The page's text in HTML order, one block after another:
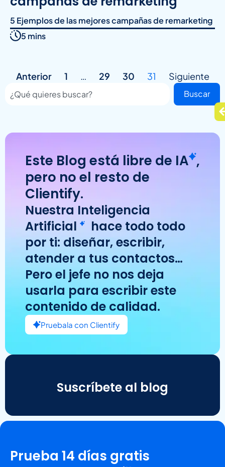
5 Ejemplos de las mejores campañas de remarketing
5 mins
Anterior 1 29 30 31 Siguiente
Buscar
Este Blog está libre de IA ,
pero no el resto de
Clientify.
Nuestra Inteligencia
Artificial
hace todo todo
por ti: diseñar, escribir,
atender a tus contactos…
Pero el jefe no nos deja
usarla para escribir este
contenido de calidad.
Pruebala con Clientify
Suscríbete al blog
Prueba 14 días gratis